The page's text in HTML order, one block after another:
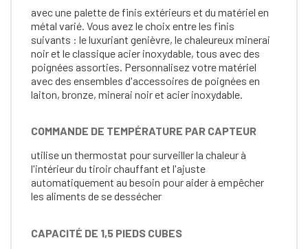
avec une palette de finis extérieurs et du matériel en
métal varié. Vous avez le choix entre les finis
suivants : le luxuriant genièvre, le chaleureux minerai
noir et le classique acier inoxydable, tous avec des
poignées assorties. Personnalisez votre matériel
avec des ensembles d'accessoires de poignées en
laiton, bronze, minerai noir et acier inoxydable.
COMMANDE DE TEMPÉRATURE PAR CAPTEUR
utilise un thermostat pour surveiller la chaleur à
l'intérieur du tiroir chauffant et l'ajuste
automatiquement au besoin pour aider à empêcher
les aliments de se dessécher
CAPACITÉ DE 1,5 PIEDS CUBES